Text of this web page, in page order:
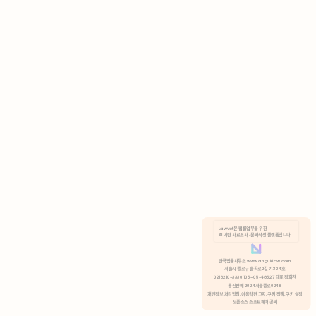
분석 쿠키 허용
Lawvot은 법률업무를 위한
AI 기반 자료조사 · 문서작성 플랫폼입니다.
안국법률사무소 www.anguklaw.com
서울시 종로구 율곡로2길 7, 304호
02)3210-3330 105-05-48527 대표 정희찬
통신판매 2024서울종로0248
개인정보 처리방침, 이용약관 고지, 쿠키 정책, 쿠키 설정
오픈소스 소프트웨어 공지